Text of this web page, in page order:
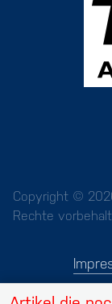
Copyright ©
Rechte